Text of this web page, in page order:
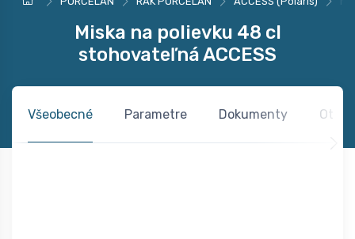
Miska na polievku 48 cl
stohovateľná ACCESS
Všeobecné Parametre Dokumenty